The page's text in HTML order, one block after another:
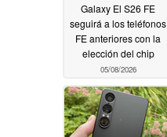
Galaxy El S26 FE
seguirá a los teléfonos
FE anteriores con la
elección del chip
05/08/2026